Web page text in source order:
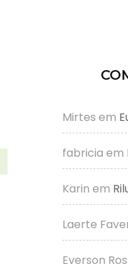
Mirtes em
fabricia em
Karin em
Laerte
Everson